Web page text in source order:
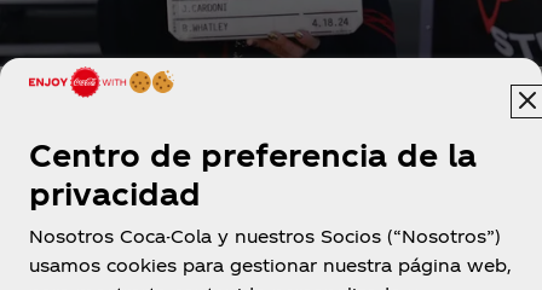
Paraguay
Centro de preferencia de la
privacidad
Nosotros Coca-Cola y nuestros Socios (“Nosotros”)
usamos cookies para gestionar nuestra página web,